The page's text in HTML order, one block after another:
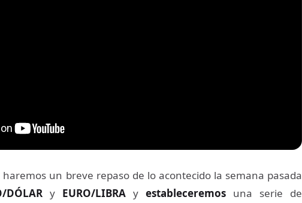
un breve repaso de lo acontecido la semana pasada
DÓLAR y EURO/LIBRA y estableceremos una serie de